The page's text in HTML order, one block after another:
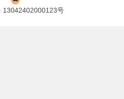
13042402000123号